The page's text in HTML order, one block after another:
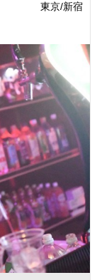
東京/新宿
髪色自由 ピアスOK